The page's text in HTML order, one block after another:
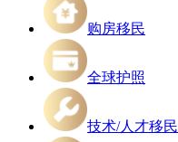
购房移民
全球护照
技术/人才移民